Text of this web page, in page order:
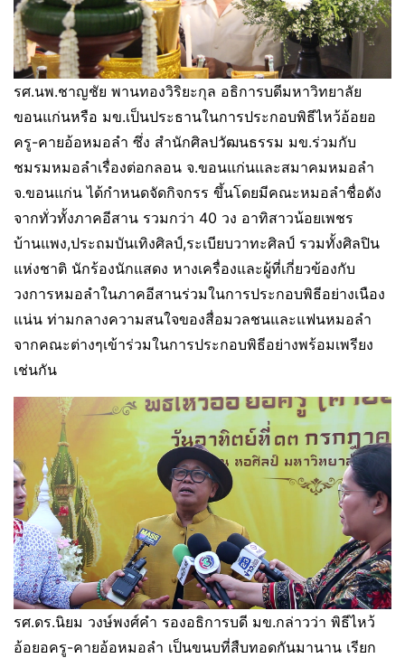
รศ.นพ.ชาญชัย พานทองวิริยะกุล อธิการบดีมหาวิทยาลัย
ขอนแก่นหรือ มข.เป็นประธานในการประกอบพิธีไหว้อ้อยอ
ครู-คายอ้อหมอลำ ซึ่ง สำนักศิลปวัฒนธรรม มข.ร่วมกับ
ชมรมหมอลำเรื่องต่อกลอน จ.ขอนแก่นและสมาคมหมอลำ
จ.ขอนแก่น ได้กำหนดจัดกิจกรร ขึ้นโดยมีคณะหมอลำชื่อดัง
จากทั่วทั้งภาคอีสาน รวมกว่า 40 วง อาทิสาวน้อยเพชร
บ้านแพง,ประถมบันเทิงศิลป์,ระเบียบวาทะศิลป์ รวมทั้งศิลปิน
แห่งชาติ นักร้องนักแสดง หางเครื่องและผู้ที่เกี่ยวข้องกับ
วงการหมอลำในภาคอีสานร่วมในการประกอบพิธีอย่างเนือง
แน่น ท่ามกลางความสนใจของสื่อมวลชนและแฟนหมอลำ
จากคณะต่างๆเข้าร่วมในการประกอบพิธีอย่างพร้อมเพรียง
เช่นกัน
รศ.ดร.นิยม วงษ์พงศ์คำ รองอธิการบดี มข.กล่าวว่า พิธีไหว้
อ้อยอครู-คายอ้อหมอลำ เป็นขนบที่สืบทอดกันมานาน เรียก